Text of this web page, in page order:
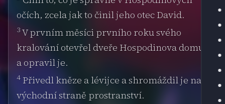
očích, zcela jak to činil jeho otec David.
3 V prvním měsíci prvního roku svého
kralování otevřel dveře Hospodinova domu
a opravil je.
4 Přivedl kněze a lévijce a shromáždil je na
východní straně prostranství.